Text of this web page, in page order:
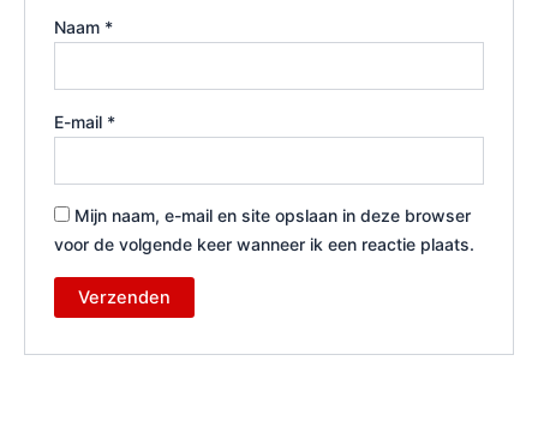
Naam *
E-mail *
Mijn naam, e-mail en site opslaan in deze browser
voor de volgende keer wanneer ik een reactie plaats.